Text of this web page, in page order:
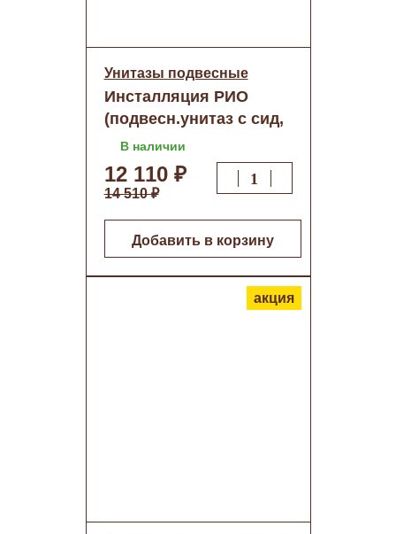
Унитазы подвесные
Инсталляция РИО
(подвесн.унитаз с сид,
МИКРОЛИФТ панель
БЕЛАЯ)о/н
В наличии
12 110 ₽
14 510 ₽
Добавить в корзину
акция